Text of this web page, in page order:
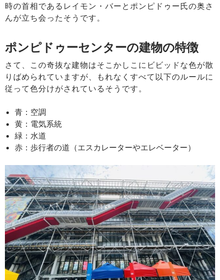
時の首相であるレイモン・バーとポンピドゥー氏の奥さ
んが立ち会ったそうです。
ポンピドゥーセンターの建物の特徴
さて、この奇抜な建物はそこかしこにビビッドな色が散
りばめられていますが、もれなくすべて以下のルールに
従って色分けがされているそうです。
青：空調
黄：電気系統
緑：水道
赤：歩行者の道（エスカレーターやエレベーター）